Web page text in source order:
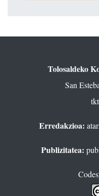
Tolosaldeko
San
Erredakzioa:
Publizitatea: